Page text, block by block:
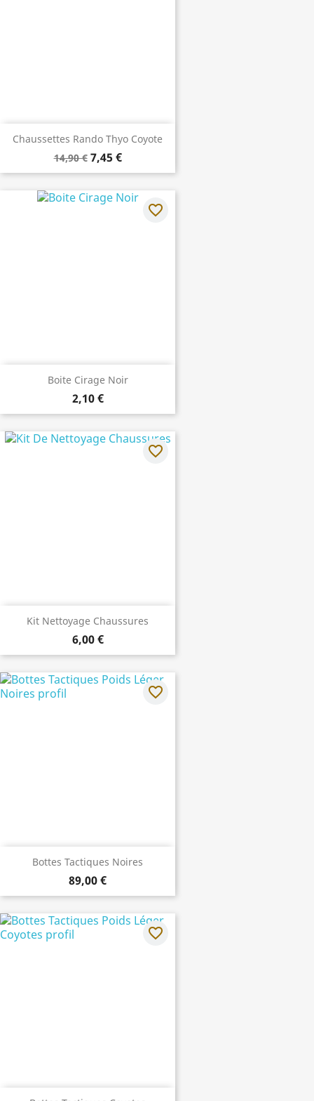
Chaussettes Rando Thyo Coyote
14,90 € 7,45 €
Boite Cirage Noir
2,10 €
favorite_border
Kit Nettoyage Chaussures
6,00 €
favorite_border
Bottes Tactiques Noires
89,00 €
favorite_border
favorite_border